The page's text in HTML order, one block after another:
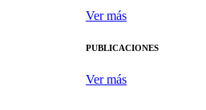
Ver más
PUBLICACIONES
Ver más